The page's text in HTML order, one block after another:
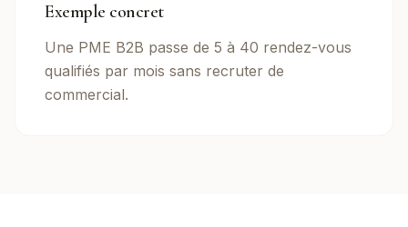
Exemple concret
Une PME B2B passe de 5 à 40 rendez-vous
qualifiés par mois sans recruter de
commercial.